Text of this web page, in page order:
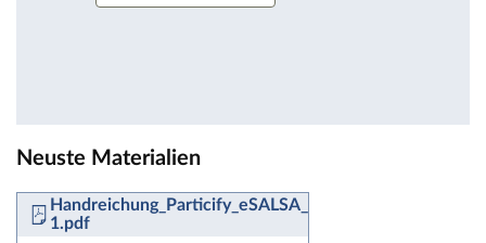
Neuste Materialien
Handreichung_Particify_eSALSA_fuerweb-
1.pdf